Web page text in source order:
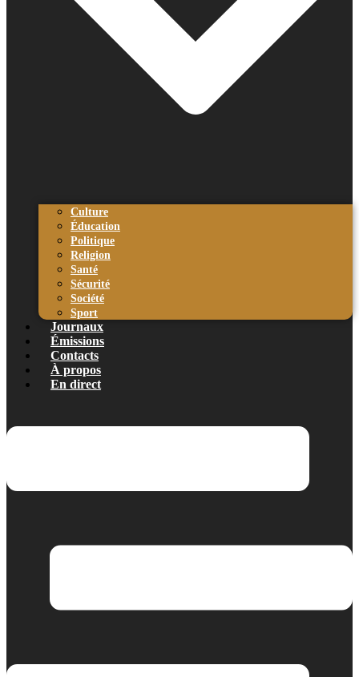
Culture
Éducation
Politique
Religion
Santé
Sécurité
Société
Sport
Journaux
Émissions
Contacts
À propos
En direct